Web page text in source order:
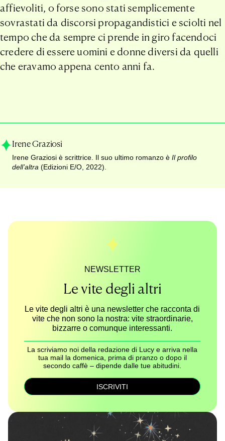
affievoliti, o forse sono stati semplicemente
sovrastati da discorsi propagandistici e sciolti nel
tempo che da sempre ci prende in giro facendoci
credere di essere uomini e donne diversi da quelli
che eravamo appena cento anni fa.
Irene Graziosi
Irene Graziosi è scrittrice. Il suo ultimo romanzo èIl profilo
dell’altra(Edizioni E/O, 2022).
NEWSLETTER
Le vite degli altri
Le vite degli altri è una newsletter che racconta di
vite che non sono la nostra: vite straordinarie,
bizzarre o comunque interessanti.
La scriviamo noi della redazione di Lucy e arriva nella
tua mail la domenica, prima di pranzo o dopo il
secondo caffè – dipende dalle tue abitudini.
ISCRIVITI